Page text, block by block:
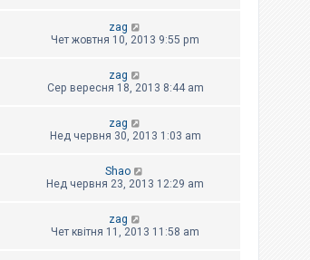
zag
Чет жовтня 10, 2013 9:55 pm
zag
Сер вересня 18, 2013 8:44 am
zag
Нед червня 30, 2013 1:03 am
Shao
Нед червня 23, 2013 12:29 am
zag
Чет квітня 11, 2013 11:58 am